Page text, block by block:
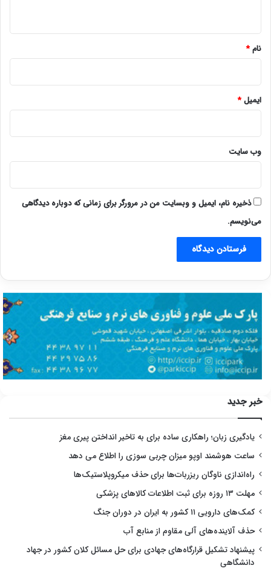
نام*
ایمیل*
وب‌ سایت
ذخیره نام، ایمیل و وبسایت من در مرورگر برای زمانی که دوباره دیدگاهی
می‌نویسم.
خبر جدید
یادگیری زبان؛ راهکاری ساده برای به تاخیر انداختن پیری مغز
ساعت هوشمند اوپو میزان چربی سوزی را اطلاع می دهد
راه‌اندازی ناوگان ریزربات‌ها برای حذف میکروپلاستیک‌ها
مهلت ۱۳ روزه برای ثبت اطلاعات کالاهای پزشکی
کمک‌های دارویی ۱۱ کشور به ایران در دوران جنگ
حذف آلاینده‌های آلی مقاوم از منابع آب
پیشنهاد تشکیل قرارگاه‌های جهادی برای حل مسائل کلان کشور در جهاد
دانشگاهی